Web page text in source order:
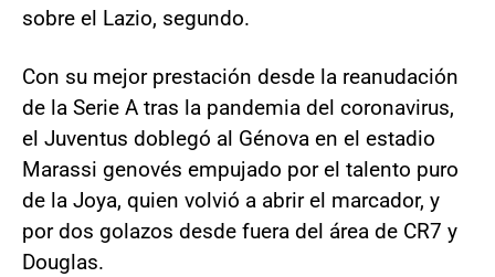
sobre el Lazio, segundo.
Con su mejor prestación desde la reanudación
de la Serie A tras la pandemia del coronavirus,
el Juventus doblegó al Génova en el estadio
Marassi genovés empujado por el talento puro
de la Joya, quien volvió a abrir el marcador, y
por dos golazos desde fuera del área de CR7 y
Douglas.